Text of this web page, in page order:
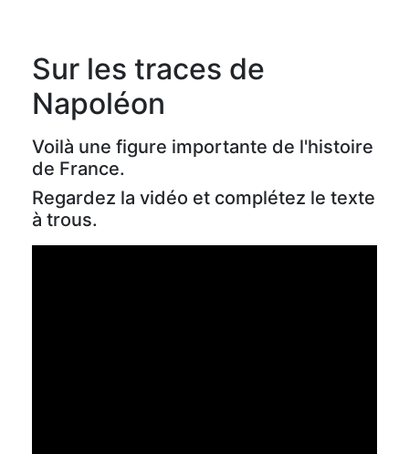
Sur les traces de
Napoléon
Voilà une figure importante de l'histoire
de France.
Regardez la vidéo et complétez le texte
à trous.